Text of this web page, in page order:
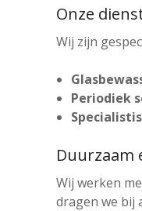
Onze
Wij zijn
Periodiek
Duurzaam
Wij werken
dragen we bij